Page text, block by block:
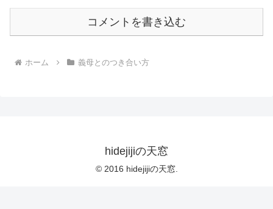
コメントを書き込む
ホーム 義母とのつき合い方
hidejijiの天窓
© 2016 hidejijiの天窓.